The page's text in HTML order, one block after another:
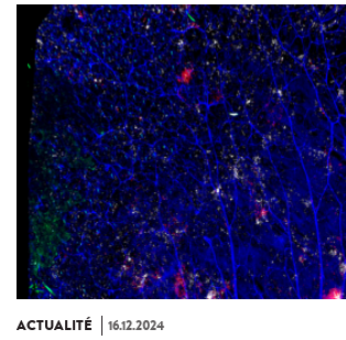
ACTUALITÉ 16.12.2024